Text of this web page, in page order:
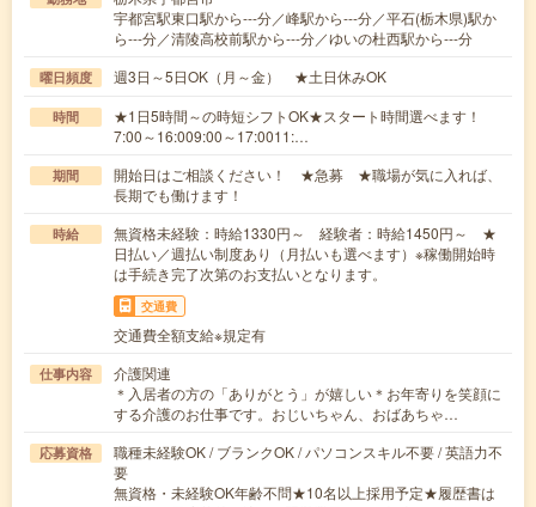
宇都宮駅東口駅から---分／峰駅から---分／平石(栃木県)駅か
ら---分／清陵高校前駅から---分／ゆいの杜西駅から---分
曜日頻度 週3日～5日OK（月～金） ★土日休みOK
時間
★1日5時間～の時短シフトOK★スタート時間選べます！
7:00～16:009:00～17:0011:…
期間
開始日はご相談ください！ ★急募 ★職場が気に入れば、
長期でも働けます！
時給
無資格未経験：時給1330円～ 経験者：時給1450円～ ★
日払い／週払い制度あり（月払いも選べます）※稼働開始時
は手続き完了次第のお支払いとなります。
交通費
交通費全額支給※規定有
仕事内容
介護関連
＊入居者の方の「ありがとう」が嬉しい＊お年寄りを笑顔に
する介護のお仕事です。おじいちゃん、おばあちゃ…
応募資格
職種未経験OK / ブランクOK / パソコンスキル不要 / 英語力不
要
無資格・未経験OK年齢不問★10名以上採用予定★履歴書は